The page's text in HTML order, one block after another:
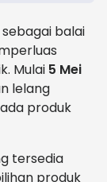
balai
Mulai 5 Mei
lelang
produk
tersedia
produk